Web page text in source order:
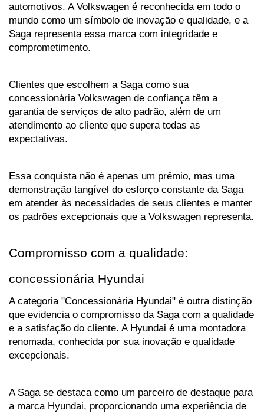
automotivos. A Volkswagen é reconhecida em todo o
mundo como um símbolo de inovação e qualidade, e a
Saga representa essa marca com integridade e
comprometimento.
Clientes que escolhem a Saga como sua
concessionária Volkswagen de confiança têm a
garantia de serviços de alto padrão, além de um
atendimento ao cliente que supera todas as
expectativas.
Essa conquista não é apenas um prêmio, mas uma
demonstração tangível do esforço constante da Saga
em atender às necessidades de seus clientes e manter
os padrões excepcionais que a Volkswagen representa.
Compromisso com a qualidade:
concessionária Hyundai
A categoria "Concessionária Hyundai" é outra distinção
que evidencia o compromisso da Saga com a qualidade
e a satisfação do cliente. A Hyundai é uma montadora
renomada, conhecida por sua inovação e qualidade
excepcionais.
A Saga se destaca como um parceiro de destaque para
a marca Hyundai, proporcionando uma experiência de